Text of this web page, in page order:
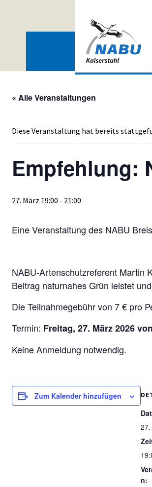
« Alle Veranstaltungen
Diese Veranstaltung hat bereits
Empfehlung:
27. März 19:00 - 21:00
Eine Veranstaltung des NABU
NABU-Artenschutzreferent Martin
Beitrag naturnahes Grün leistet
Die Teilnahmegebühr von 7 € pro
Termin: Freitag, 27. März 2026
Keine Anmeldung notwendig.
Zum Kalender hinzufügen
n: